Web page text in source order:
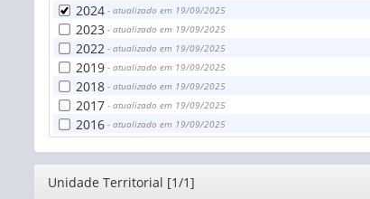
2024 - atualizado em 19/09/2025
2023 - atualizado em 19/09/2025
2022 - atualizado em 19/09/2025
2019 - atualizado em 19/09/2025
2018 - atualizado em 19/09/2025
2017 - atualizado em 19/09/2025
2016 - atualizado em 19/09/2025
Editor
Unidade Territorial [1/1]